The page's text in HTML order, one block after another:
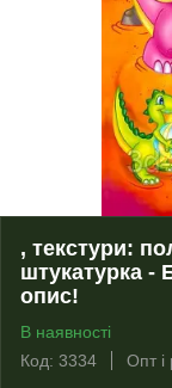
, текстури:
штукатурка -
опис!
В наявності
Код: 3334
Опт і